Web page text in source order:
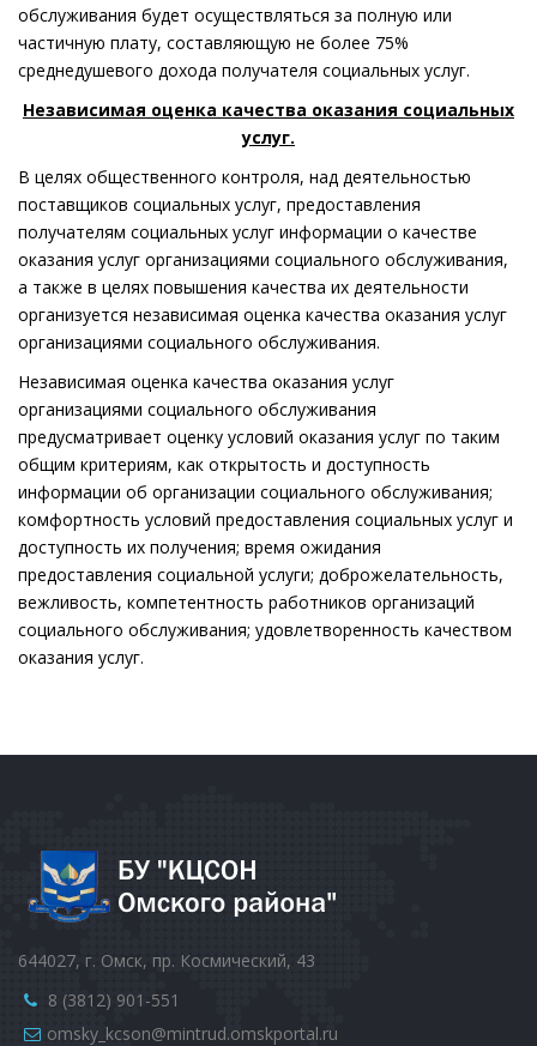
обслуживания будет осуществляться за полную или
частичную плату, составляющую не более 75%
среднедушевого дохода получателя социальных услуг.
Независимая оценка качества оказания социальных
услуг.
В целях общественного контроля, над деятельностью
поставщиков социальных услуг, предоставления
получателям социальных услуг информации о качестве
оказания услуг организациями социального обслуживания,
а также в целях повышения качества их деятельности
организуется независимая оценка качества оказания услуг
организациями социального обслуживания.
Независимая оценка качества оказания услуг
организациями социального обслуживания
предусматривает оценку условий оказания услуг по таким
общим критериям, как открытость и доступность
информации об организации социального обслуживания;
комфортность условий предоставления социальных услуг и
доступность их получения; время ожидания
предоставления социальной услуги; доброжелательность,
вежливость, компетентность работников организаций
социального обслуживания; удовлетворенность качеством
оказания услуг.
644027, г. Омск, пр. Космический, 43
8 (3812) 901-551
omsky_kcson@mintrud.omskportal.ru